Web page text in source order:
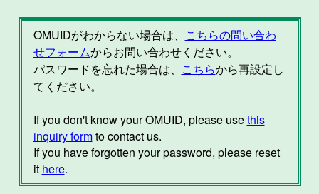
OMUIDがわからない場合は、
こちらの問い合わ
せフォームからお問い合わせください。
パスワードを忘れた場合は、
こちらから再設定し
てください。
If you don't know your OMUID, please usethis
inquiry formto contact us.
If you have forgotten your password, please reset
it here.